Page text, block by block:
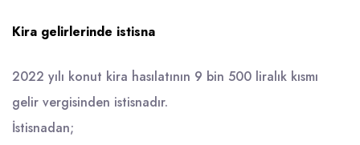
Kira gelirlerinde istisna
2022 yılı konut kira hasılatının 9 bin 500 liralık kısmı
gelir vergisinden istisnadır.
İstisnadan;